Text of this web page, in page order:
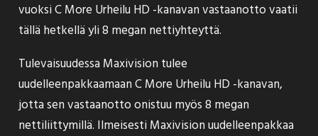
vuoksi C More Urheilu HD -kanavan vastaanotto vaatii
tällä hetkellä yli 8 megan nettiyhteyttä.
Tulevaisuudessa Maxivision tulee
uudelleenpakkaamaan C More Urheilu HD -kanavan,
jotta sen vastaanotto onistuu myös 8 megan
nettiliittymillä. Ilmeisesti Maxivision uudelleenpakkaa